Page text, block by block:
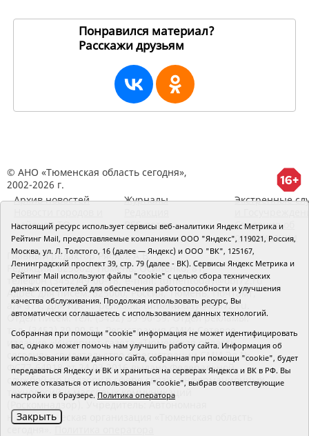
Понравился материал?
Расскажи друзьям
© АНО «Тюменская область сегодня»,
2002-2026 г.
Архив новостей
районов ТО
Журналы
RSS поток
Экстренные
Сведения об
организации
Главный редактор Рябков А.В.
Редакция: 625002, Тюмень, Осипенко, 81,
телефон (3452)49-00-18, e-mail: tumentoday@obl72.ru
Адрес для писем: 625000, Россия, Тюмень, Почтамт,
а/я 371. Для пресс-релизов: tumentoday@obl72.ru.
Отдел писем: тел. (3452) 39-90-59. Отдел рекламы:
тел. (3452) 39-90-51. Регистрация СМИ: Сетевое
издание «Интернет-газета «Тюменская область
сегодня», свидетельство о регистрации СМИ Эл №
ФС77-64918 от 24.02.2016 выдано Федеральной
службой по надзору в сфере связи, информационных
технологий и массовых коммуникаций
(Роскомнадзор). Учредитель: Автономная
некоммерческая организация «Тюменская область
Настоящий ресурс использует сервисы веб-аналитики Яндекс Метрика и
Рейтинг Mail, предоставляемые компаниями ООО "Яндекс", 119021, Россия,
Москва, ул. Л. Толстого, 16 (далее — Яндекс) и ООО "ВК", 125167,
Ленинградский проспект 39, стр. 79 (далее - ВК). Сервисы Яндекс Метрика и
Рейтинг Mail используют файлы "cookie" с целью сбора технических
данных посетителей для обеспечения работоспособности и улучшения
качества обслуживания. Продолжая использовать ресурс, Вы
автоматически соглашаетесь с использованием данных технологий.
Собранная при помощи "cookie" информация не может идентифицировать
вас, однако может помочь нам улучшить работу сайта. Информация об
использовании вами данного сайта, собранная при помощи "cookie", будет
передаваться Яндексу и ВК и храниться на серверах Яндекса и ВК в РФ. Вы
можете отказаться от использования "cookie", выбрав соответствующие
настройки в браузере. Политика оператора
Закрыть